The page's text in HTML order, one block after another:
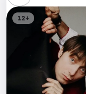
Стендап
Выставки
Экскурсии
12+